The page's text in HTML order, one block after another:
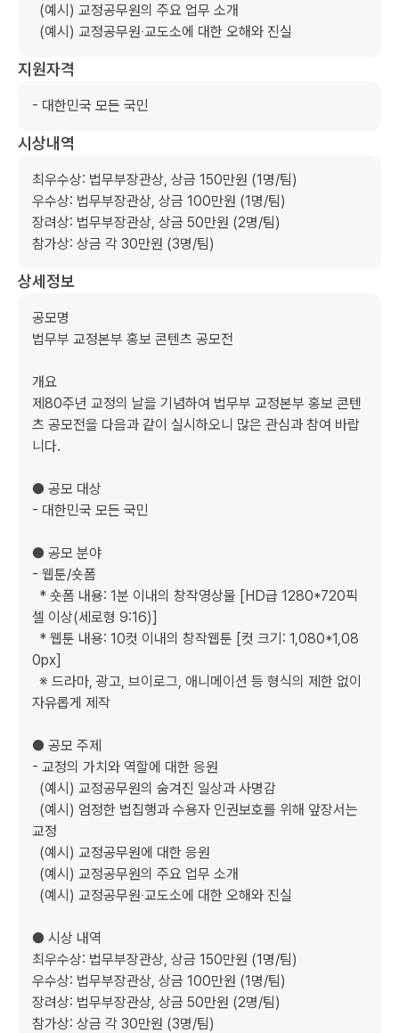
  (예시) 교정공무원‧교도소에 대한 오해와 진실
지원자격
- 대한민국 모든 국민
시상내역
최우수상: 법무부장관상, 상금 150만원 (1명/팀)
우수상: 법무부장관상, 상금 100만원 (1명/팀)
장려상: 법무부장관상, 상금 50만원 (2명/팀)
참가상: 상금 각 30만원 (3명/팀)
상세정보
공모명
법무부 교정본부 홍보 콘텐츠 공모전
개요
제80주년 교정의 날을 기념하여 법무부 교정본부 홍보 콘텐
츠 공모전을 다음과 같이 실시하오니 많은 관심과 참여 바랍
니다.
● 공모 대상
- 대한민국 모든 국민
● 공모 분야
- 웹툰/숏폼
셀 이상(세로형 9:16)]
0px]
자유롭게 제작
● 공모 주제
- 교정의 가치와 역할에 대한 응원
교정
● 시상 내역
최우수상: 법무부장관상, 상금 150만원 (1명/팀)
우수상: 법무부장관상, 상금 100만원 (1명/팀)
장려상: 법무부장관상, 상금 50만원 (2명/팀)
참가상: 상금 각 30만원 (3명/팀)